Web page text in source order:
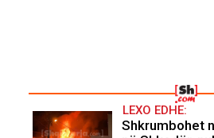
LEXO EDHE:
Shkrumbohet